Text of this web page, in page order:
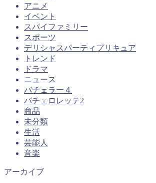
アニメ
イベント
スパイファミリー
スポーツ
デリシャスパーティプリキュア
トレンド
ドラマ
ニュース
バチェラー４
バチェロレッテ2
商品
未分類
生活
芸能人
音楽
アーカイブ